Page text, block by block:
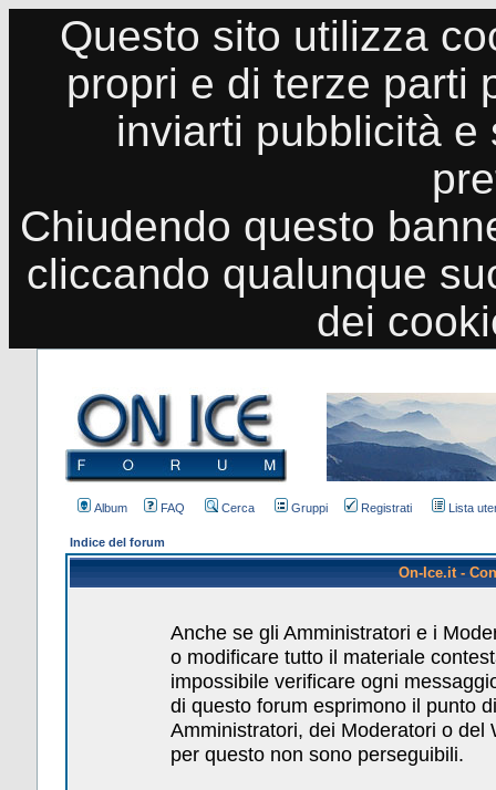
Questo sito utilizza
propri e di terze parti
inviarti pubblicità
Chiudendo questo
cliccando qualunque
dei
Album FAQ Cerca Gruppi Registrati Lista
Indice del forum
On-Ice.it -
Anche se gli Amministratori e i
o modificare tutto il materiale
impossibile verificare ogni
di questo forum esprimono il punto
Amministratori, dei Moderatori o
per questo non sono perseguibili.